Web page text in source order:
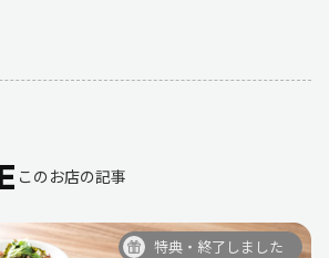
このお店の記事
特典・終了しました